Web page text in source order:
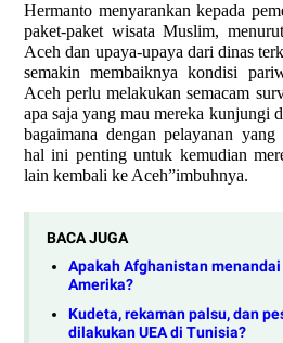
Hermanto menyarankan kepada
paket-paket wisata Muslim,
Aceh dan upaya-upaya dari dinas
semakin membaiknya kondisi
Aceh perlu melakukan semacam
apa saja yang mau mereka kunjungi
bagaimana dengan pelayanan
hal ini penting untuk kemudian
lain kembali ke Aceh”imbuhnya.
BACA JUGA
Apakah Afghanistan
Amerika?
Kudeta, rekaman palsu, dan
dilakukan UEA di Tunisia?